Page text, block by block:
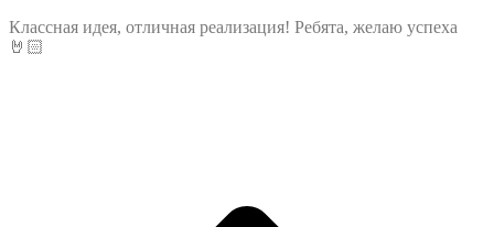
Классная идея, отличная реализация! Ребята, желаю успеха
🤘🏻